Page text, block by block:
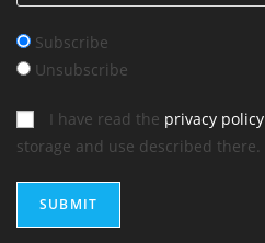
Subscribe
Unsubscribe
I have read the privacy policy
storage and use described there.